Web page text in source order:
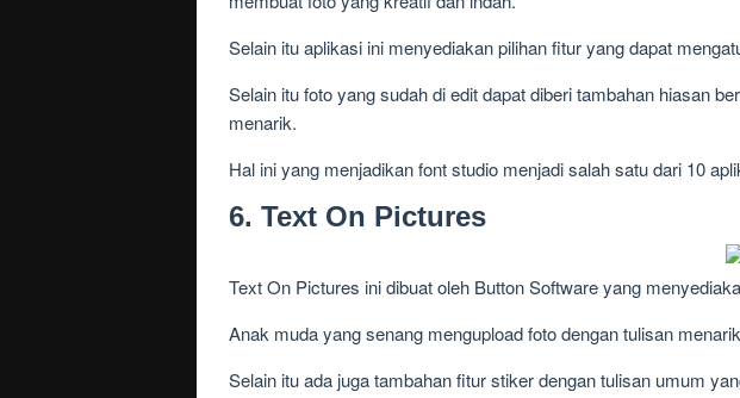
Selain itu aplikasi ini menyediakan pilihan fitur yang dapat
Selain itu foto yang sudah di edit dapat diberi tambahan hiasan
menarik.
Hal ini yang menjadikan font studio menjadi salah satu dari 10
6. Text On Pictures
Text On Pictures ini dibuat oleh Button Software yang
Anak muda yang senang mengupload foto dengan tulisan
Selain itu ada juga tambahan fitur stiker dengan tulisan umum